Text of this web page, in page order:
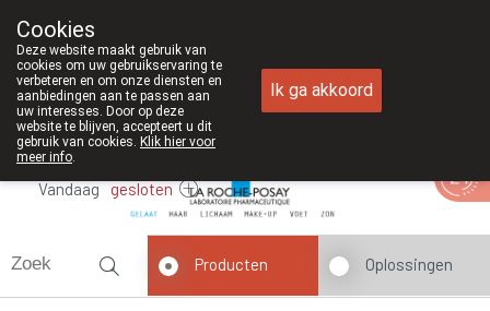
089/382429
Vandaag gesloten
Producten Oplossingen
Cookies
Deze website maakt gebruik van
cookies om uw gebruikservaring te
verbeteren en om onze diensten en
aanbiedingen aan te passen aan
uw interesses. Door op deze
website te blijven, accepteert u dit
gebruik van cookies. Klik hier voor
meer info.
Ik ga akkoord